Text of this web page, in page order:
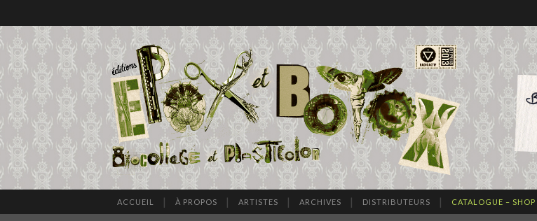
ACCUEIL À PROPOS ARTISTES ARCHIVES DISTRIBUTEURS CATALOGUE – SHOP